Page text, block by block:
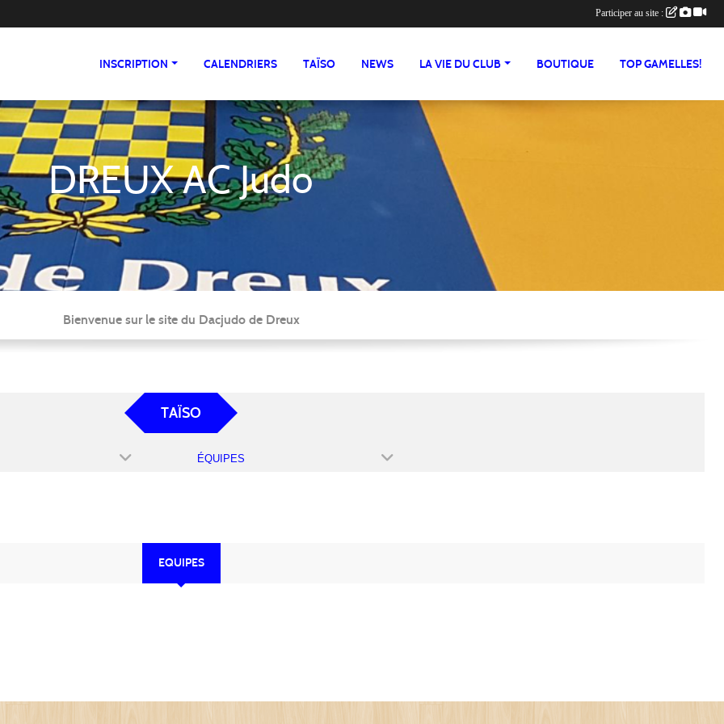
INSCRIPTION CALENDRIERS TAÏSO NEWS LA VIE DU CLUB BOUTIQUE TOP GAMELLES!
DREUX AC Judo
Bienvenue sur le site du Dacjudo de Dreux
TAÏSO
ÉQUIPES
EQUIPES
Participer au site :